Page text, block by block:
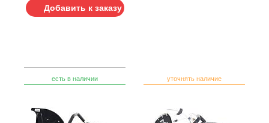
Добавить к заказу
есть в наличии уточнять наличие